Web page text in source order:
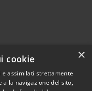
© 2026 • Comune di
×
cookie
e assimilati strettamente
alla navigazione del sito,